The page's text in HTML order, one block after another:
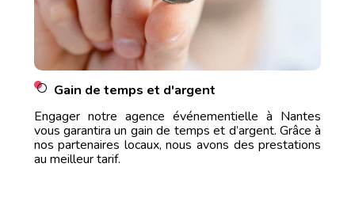
Gain de temps et d'argent
Engager notre agence événementielle à Nantes
vous garantira un gain de temps et d’argent. Grâce à
nos partenaires locaux, nous avons des prestations
au meilleur tarif.